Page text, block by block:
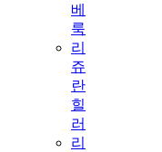
베
룩
리
쥬
란
힐
러
리